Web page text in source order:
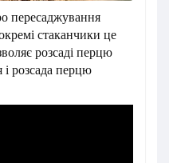
пересаджування
стаканчики це
розсаді перцю
розсада перцю